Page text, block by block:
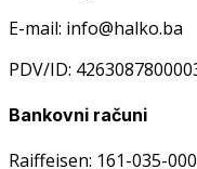
E-mail: info@halko.ba
PDV/ID:
Bankovni računi
Raiffeisen: 161-035-